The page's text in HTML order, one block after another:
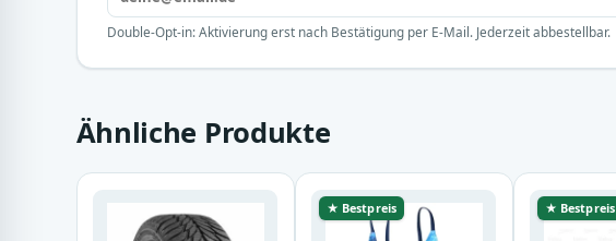
Double-Opt-in: Aktivierung erst nach Bestätigung per E-Mail. Jederzeit abbestellbar.
Ähnliche Produkte
★ Bestpreis ★ Bestpreis